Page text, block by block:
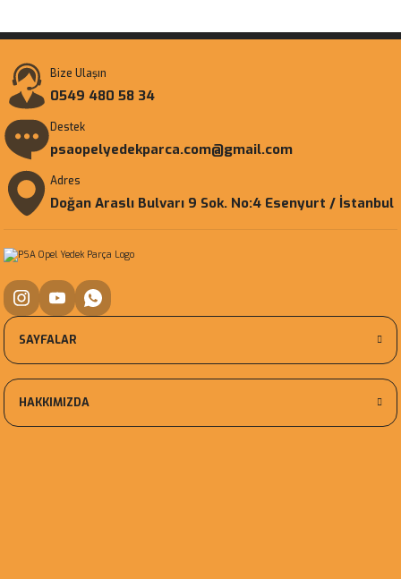
Bize Ulaşın
0549 480 58 34
Destek
psaopelyedekparca.com@gmail.com
Adres
Doğan Araslı Bulvarı 9 Sok. No:4 Esenyurt / İstanbul
SAYFALAR
HAKKIMIZDA